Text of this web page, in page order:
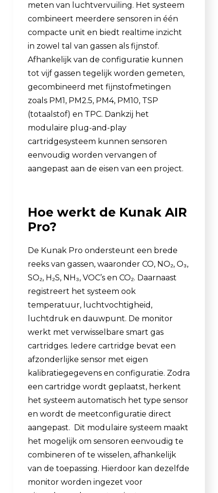
meten van luchtvervuiling. Het systeem
combineert meerdere sensoren in één
compacte unit en biedt realtime inzicht
in zowel tal van gassen als fijnstof.
Afhankelijk van de configuratie kunnen
tot vijf gassen tegelijk worden gemeten,
gecombineerd met fijnstofmetingen
zoals PM1, PM2.5, PM4, PM10, TSP
(totaalstof) en TPC. Dankzij het
modulaire plug-and-play
cartridgesysteem kunnen sensoren
eenvoudig worden vervangen of
aangepast aan de eisen van een project.
Hoe werkt de Kunak AIR
Pro?
De Kunak Pro ondersteunt een brede
reeks van gassen, waaronder CO, NO₂, O₃,
SO₂, H₂S, NH₃, VOC’s en CO₂. Daarnaast
registreert het systeem ook
temperatuur, luchtvochtigheid,
luchtdruk en dauwpunt. De monitor
werkt met verwisselbare smart gas
cartridges. Iedere cartridge bevat een
afzonderlijke sensor met eigen
kalibratiegegevens en configuratie. Zodra
een cartridge wordt geplaatst, herkent
het systeem automatisch het type sensor
en wordt de meetconfiguratie direct
aangepast. Dit modulaire systeem maakt
het mogelijk om sensoren eenvoudig te
combineren of te wisselen, afhankelijk
van de toepassing. Hierdoor kan dezelfde
monitor worden ingezet voor